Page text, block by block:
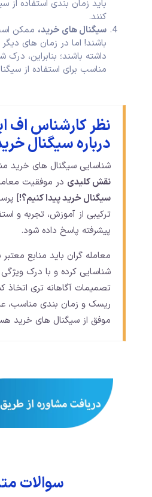
باید زمان بندی استفاده از
کنند.
سیگنال های خرید، ممکن
باشند! اما در زمان های
داشته باشند؛ بنابراین، درک
مناسب برای استفاده از
نظر کارشناس
درباره سیگنال
شناسایی سیگنال های خرید
نقش کلیدی در موفقیت
سیگنال خرید پیدا کنیم؟!]
ترکیبی از آموزش، تجربه و
پیشرفته پاسخ داده شود.
معامله گران باید منابع
شناسایی کرده و با درک
تصمیمات آگاهانه تری
ریسک و زمان بندی مناسب،
موفق از سیگنال های خرید
سوالات